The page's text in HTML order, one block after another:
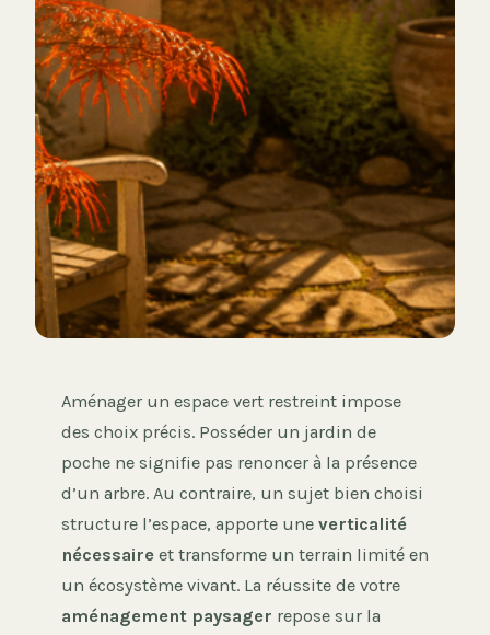
Aménager un espace vert restreint impose
des choix précis. Posséder un jardin de
poche ne signifie pas renoncer à la présence
d’un arbre. Au contraire, un sujet bien choisi
structure l’espace, apporte une verticalité
nécessaire et transforme un terrain limité en
un écosystème vivant. La réussite de votre
aménagement paysager repose sur la